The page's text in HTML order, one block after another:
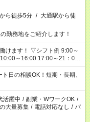
ら徒歩5分 / 大通駅から徒
勤務地をご紹介します！
ト例 9:00～
～16:00 17:00～21：00
日の相談OK！短期・長期、
活躍中 / 副業・WワークOK /
大量募集 / 電話対応なし / パ